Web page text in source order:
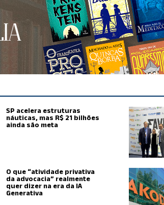
SP acelera estruturas
náuticas, mas R$ 21 bilhões
ainda são meta
O que “atividade privativa
da advocacia” realmente
quer dizer na era da IA
Generativa